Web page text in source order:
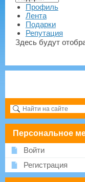
Профиль
Лента
Подарки
Репутация
Здесь будут
Персональное
Войти
Регистрация